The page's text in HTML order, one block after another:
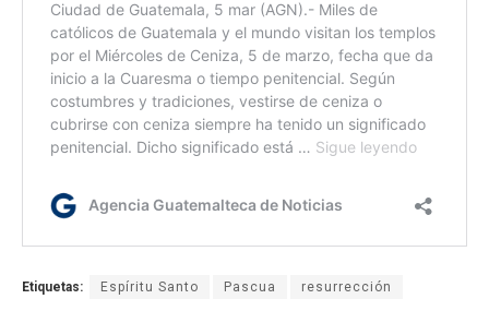
Etiquetas: Espíritu Santo Pascua resurrección